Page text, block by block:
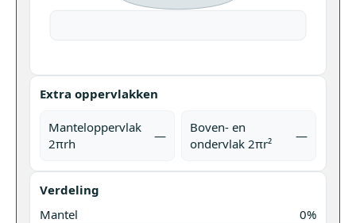
Extra oppervlakken
Manteloppervlak
2πrh
—
Boven- en
ondervlak 2πr²
—
Verdeling
Mantel
0%